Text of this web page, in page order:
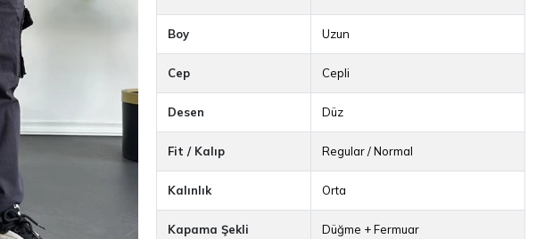
Boy Uzun
Cep Cepli
Desen Düz
Fit / Kalıp Regular / Normal
Kalınlık Orta
Kapama Şekli Düğme + Fermuar